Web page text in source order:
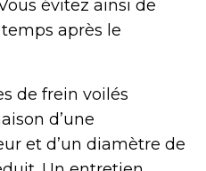
évitez ainsi de
après le
de frein voilés
d’une
et d’un diamètre de